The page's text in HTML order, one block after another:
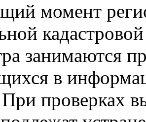
момент
занимаются
в
проверках